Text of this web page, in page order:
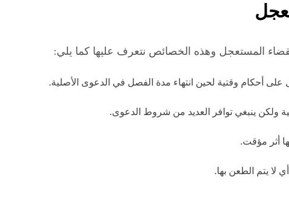
المستعجل وهذه الخصائص نتعرف عليها كما يلي:
أحكام وقتية لحين انتهاء مدة الفصل في الدعوى الأصلية.
ولكن ينبغي توافر العديد من شروط الدعوى.
أثر مؤقت.
لا يتم الطعن بها.